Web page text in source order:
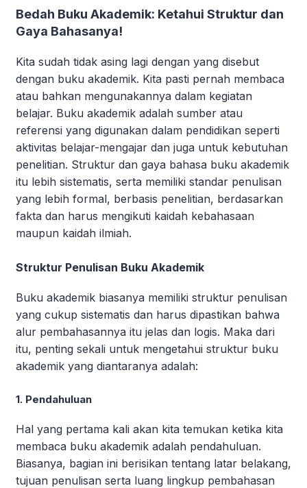
Bedah Buku Akademik: Ketahui Struktur dan
Gaya Bahasanya!
Kita sudah tidak asing lagi dengan yang disebut
dengan buku akademik. Kita pasti pernah membaca
atau bahkan mengunakannya dalam kegiatan
belajar. Buku akademik adalah sumber atau
referensi yang digunakan dalam pendidikan seperti
aktivitas belajar-mengajar dan juga untuk kebutuhan
penelitian. Struktur dan gaya bahasa buku akademik
itu lebih sistematis, serta memiliki standar penulisan
yang lebih formal, berbasis penelitian, berdasarkan
fakta dan harus mengikuti kaidah kebahasaan
maupun kaidah ilmiah.
Struktur Penulisan Buku Akademik
Buku akademik biasanya memiliki struktur penulisan
yang cukup sistematis dan harus dipastikan bahwa
alur pembahasannya itu jelas dan logis. Maka dari
itu, penting sekali untuk mengetahui struktur buku
akademik yang diantaranya adalah:
1. Pendahuluan
Hal yang pertama kali akan kita temukan ketika kita
membaca buku akademik adalah pendahuluan.
Biasanya, bagian ini berisikan tentang latar belakang,
tujuan penulisan serta luang lingkup pembahasan